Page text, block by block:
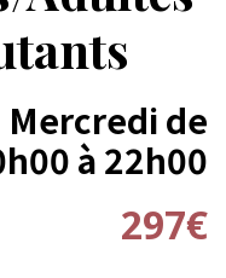
Mercredi de
à 22h00
297€